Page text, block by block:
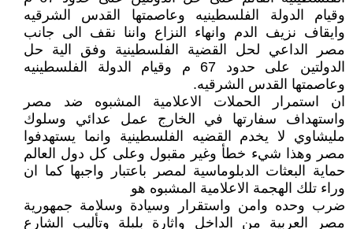
وقيام الدولة الفلسطينيه وعاصمتها القدس الشرقيه
وايقاف نزيف الدم وانهاء النزاع واننا نقف الى جانب
مصر الداعي لحل القضية الفلسطينية وفق الية حل
الدولتين على حدود 67 م وقيام الدولة الفلسطينيه
وعاصمتها القدس الشرقيه.
ان استمرار الحملات الاعلامية المشبوه ضد مصر
واستهداف سفارتها في الخارج عمل عدائي وسلوك
مليشاوي لا يخدم القضيه الفلسطينية وانما يستهدفوا
مصر وهذا شيء خطأ وغير مقبول وعلى كل دول العالم
حماية البعثات الدبلوماسية لمصر باعتبار واجبها كما ان
وراء تلك الهجمة الاعلامية المشبوه هو
ضرب وحده وامن واستقرار وسيادة وسلامة جمهورية
مصر العربية من الداخل واثارة بلبلة وتأليب الشارع